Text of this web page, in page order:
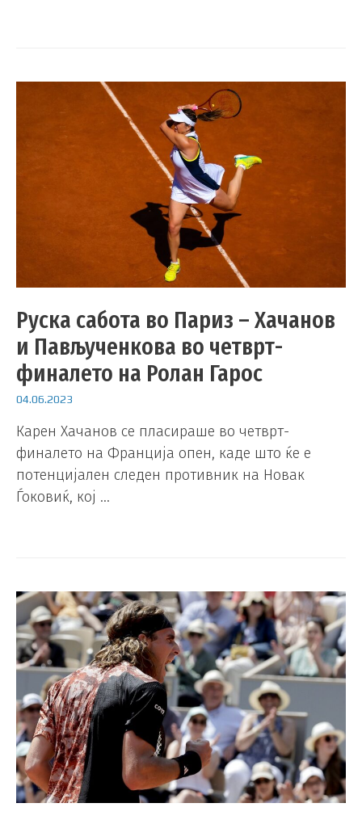
Руска сабота во Париз – Хачанов
и Пављученкова во четврт-
финалето на Ролан Гарос
04.06.2023
Карен Хачанов се пласираше во четврт-
финалето на Франција опен, каде што ќе е
потенцијален следен противник на Новак
Ѓоковиќ, кој …